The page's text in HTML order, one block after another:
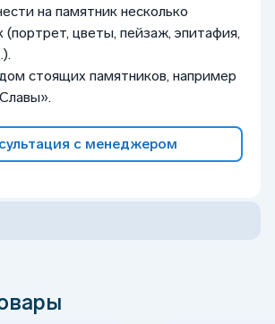
на памятник несколько
(портрет, цветы, пейзаж, эпитафия,
стоящих памятников, например
с менеджером